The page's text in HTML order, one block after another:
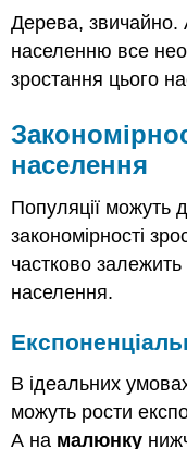
r
-Вибрані
види
Рецензія
Дерева, звичайно.
населенню все
зростання цього
населення
Популяції можуть
закономірності
частково
населення.
В ідеальних
можуть рости
А на малюнку